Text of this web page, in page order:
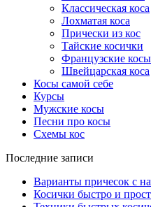
Классическая коса
Лохматая коса
Прически из кос
Тайские косички
Французские косы
Швейцарская коса
Косы самой себе
Курсы
Мужские косы
Песни про косы
Схемы кос
Последние записи
Варианты причесок с
Косички быстро и